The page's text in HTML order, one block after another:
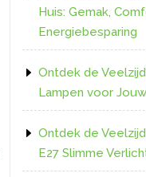
Huis: Gemak,
Energiebesparing
Ontdek de
Lampen voor
Ontdek de
E27 Slimme